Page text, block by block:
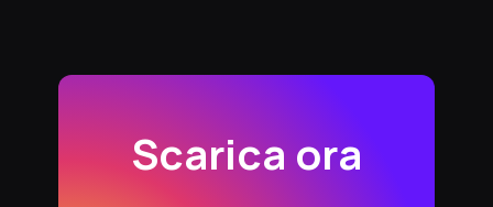
Scarica ora